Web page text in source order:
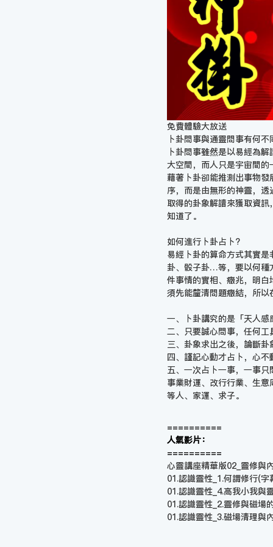
免費體驗大放送
卜卦問事與通靈問事有何不
卜卦問事雖然是以易經為
大空間，而人只是宇宙間
藉著卜卦卻能推測出事物
序，而是由無形的神靈，
取得的卦象解讀來獲取資
知道了。
如何進行卜卦占卜?
易經卜卦的算命方式其實
卦、骰子卦…等，要以何種
件事情的實相、癥兆，明
須先能釐清問題癥結，所
一、卜卦講究的是「天人
二、只要誠心問事，任何
三、卦象求出之後，論斷
四、謹記心動才占卜，心
五、一次占卜一事，一事
事業財運、改行行業、生
等人、家運、求子。
==========
人氣影片：
==========
心靈講座精華版02_靈修與
01.認識靈性_1.何謂修行(字
01.認識靈性_4.高我小我與
01.認識靈性_2.靈修與磁場
01.認識靈性_3.磁場清理與